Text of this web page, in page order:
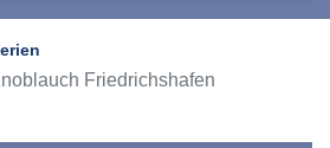
Friedrichshafen